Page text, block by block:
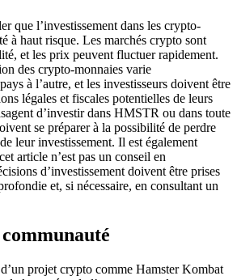
que l’investissement dans les crypto-
à haut risque. Les marchés crypto sont
et les prix peuvent fluctuer rapidement.
des crypto-monnaies varie
à l’autre, et les investisseurs doivent être
légales et fiscales potentielles de leurs
d’investir dans HMSTR ou dans toute
se préparer à la possibilité de perdre
leur investissement. Il est également
article n’est pas un conseil en
d’investissement doivent être prises
et, si nécessaire, en consultant un
projet crypto comme Hamster Kombat